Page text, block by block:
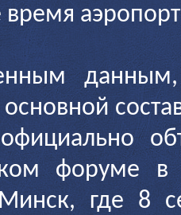
время
основной
форуме в
где 8